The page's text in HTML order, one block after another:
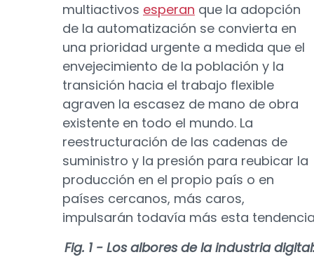
multiactivos esperan que la adopción
de la automatización se convierta en
una prioridad urgente a medida que el
envejecimiento de la población y la
transición hacia el trabajo flexible
agraven la escasez de mano de obra
existente en todo el mundo. La
reestructuración de las cadenas de
suministro y la presión para reubicar la
producción en el propio país o en
países cercanos, más caros,
impulsarán todavía más esta
Fig. 1 - Los albores de la industria